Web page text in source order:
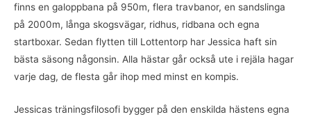
finns en galoppbana på 950m, flera travbanor, en sandslinga
på 2000m, långa skogsvägar, ridhus, ridbana och egna
startboxar. Sedan flytten till Lottentorp har Jessica haft sin
bästa säsong någonsin. Alla hästar går också ute i rejäla hagar
varje dag, de flesta går ihop med minst en kompis.
Jessicas träningsfilosofi bygger på den enskilda hästens egna